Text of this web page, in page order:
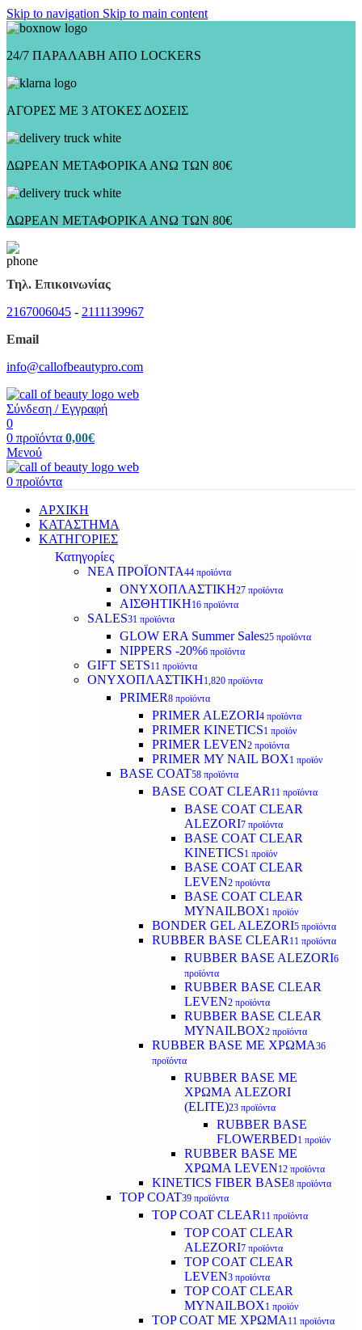
Skip to navigation Skip to main content
24/7 ΠΑΡΑΛΑΒΗ ΑΠΟ LOCKERS
ΑΓΟΡΕΣ ΜΕ 3 ΑΤΟΚΕΣ ΔΟΣΕΙΣ
ΔΩΡΕΑΝ ΜΕΤΑΦΟΡΙΚΑ ΑΝΩ ΤΩΝ 80€
ΔΩΡΕΑΝ ΜΕΤΑΦΟΡΙΚΑ ΑΝΩ ΤΩΝ 80€
Τηλ. Επικοινωνίας
2167006045 - 2111139967
Email
info@callofbeautypro.com
Σύνδεση / Εγγραφή
0
0 προϊόντα 0,00€
Μενού
0 προϊόντα
ΑΡΧΙΚΗ
ΚΑΤΑΣΤΗΜΑ
ΚΑΤΗΓΟΡΙΕΣ
Κατηγορίες
ΝΕΑ ΠΡΟΪΟΝΤΑ44 προϊόντα
ΟΝΥΧΟΠΛΑΣΤΙΚΗ27 προϊόντα
ΑΙΣΘΗΤΙΚΗ16 προϊόντα
SALES31 προϊόντα
GLOW ERA Summer Sales25 προϊόντα
NIPPERS -20%6 προϊόντα
GIFT SETS11 προϊόντα
ΟΝΥΧΟΠΛΑΣΤΙΚΗ1,820 προϊόντα
PRIMER8 προϊόντα
PRIMER ALEZORI4 προϊόντα
PRIMER KINETICS1 προϊόν
PRIMER LEVEN2 προϊόντα
PRIMER MY NAIL BOX1 προϊόν
BASE COAT58 προϊόντα
BASE COAT CLEAR 11 προϊόντα
BASE COAT CLEAR
ALEZORI7 προϊόντα
BASE COAT CLEAR
KINETICS1 προϊόν
BASE COAT CLEAR
LEVEN2 προϊόντα
BASE COAT CLEAR
MYNAILBOX1 προϊόν
BONDER GEL ALEZORI5 προϊόντα
RUBBER BASE CLEAR 11 προϊόντα
RUBBER BASE ALEZORI6
προϊόντα
RUBBER BASE CLEAR
LEVEN2 προϊόντα
RUBBER BASE CLEAR
MYNAILBOX2 προϊόντα
RUBBER BASE ΜΕ ΧΡΩΜΑ36
προϊόντα
RUBBER BASE ΜΕ
ΧΡΩΜΑ ALEZORI
(ELITE)23 προϊόντα
RUBBER BASE
FLOWERBED1 προϊόν
RUBBER BASE ΜΕ
ΧΡΩΜΑ LEVEN12 προϊόντα
KINETICS FIBER BASE8 προϊόντα
TOP COAT39 προϊόντα
TOP COAT CLEAR 11 προϊόντα
TOP COAT CLEAR
ALEZORI7 προϊόντα
TOP COAT CLEAR
LEVEN3 προϊόντα
TOP COAT CLEAR
MYNAILBOX1 προϊόν
TOP COAT ΜΕ ΧΡΩΜΑ 11 προϊόντα